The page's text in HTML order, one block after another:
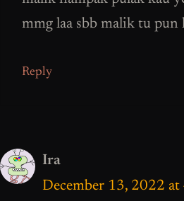
mmg laa sbb malik tu pun
Reply
Ira
December 13, 2022